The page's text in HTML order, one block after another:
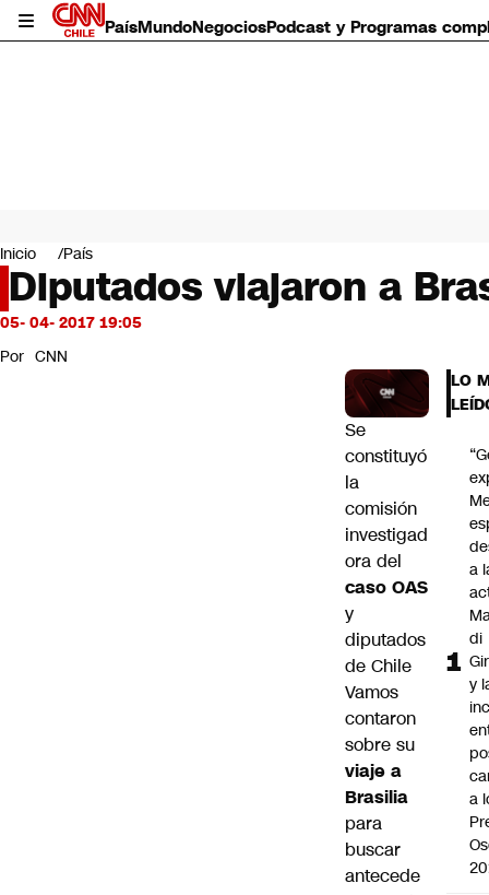
PaísMundoNegociosPodcast y Programas
Mundo
Negocios
Deportes
Programas completos
Servicios
Inicio País
Diputados viajaron a
05- 04- 2017 19:05
Por CNN
Se
constituyó
la
comisión
investigad
ora del
caso OAS
y
diputados
de Chile
Vamos
contaron
sobre su
viaje a
Brasilia
para
buscar
antecede
LO
a
di
y
a